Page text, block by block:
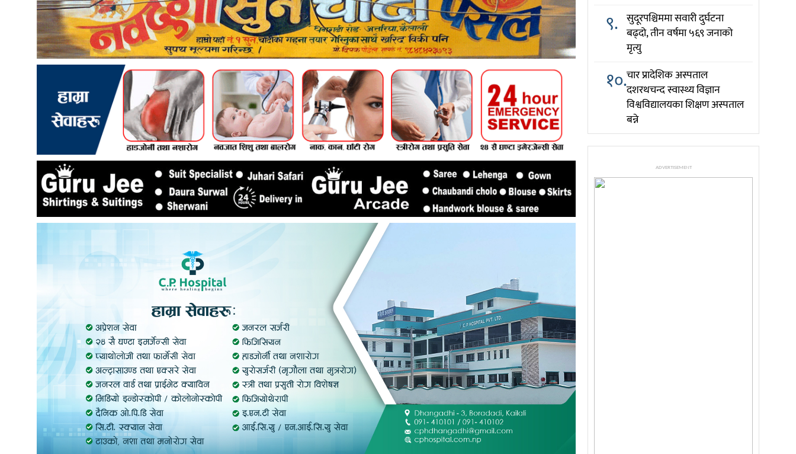
९. सुदूरपश्चिममा सवारी दुर्घटना
बढ्दो, तीन वर्षमा ५६९ जनाको
मृत्यु
१०.चार प्रादेशिक अस्पताल
दशरथचन्द स्वास्थ्य विज्ञान
विश्वविद्यालयका शिक्षण अस्पताल
बन्ने
ADVERTISEMENT